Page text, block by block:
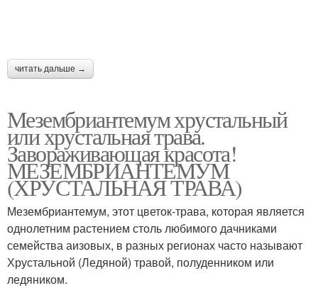
читать дальше →
Мезембриантемум хрустальный
или хрустальная трава.
Завораживающая красота!
МЕЗЕМБРИАНТЕМУМ
(ХРУСТАЛЬНАЯ ТРАВА)
Мезембриантемум, этот цветок-трава, которая является
однолетним растением столь любимого дачниками
семейства аизовых, в разных регионах часто называют
Хрустальной (Ледяной) травой, полуденником или
ледяником.